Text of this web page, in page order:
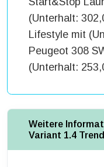
(Unterhalt:
Lifestyle mit
Peugeot 308
(Unterhalt:
Weitere
Variant 1.4